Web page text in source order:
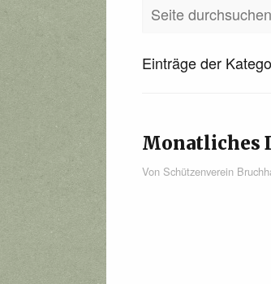
Einträge der
Monatliches
Von Schützenverein